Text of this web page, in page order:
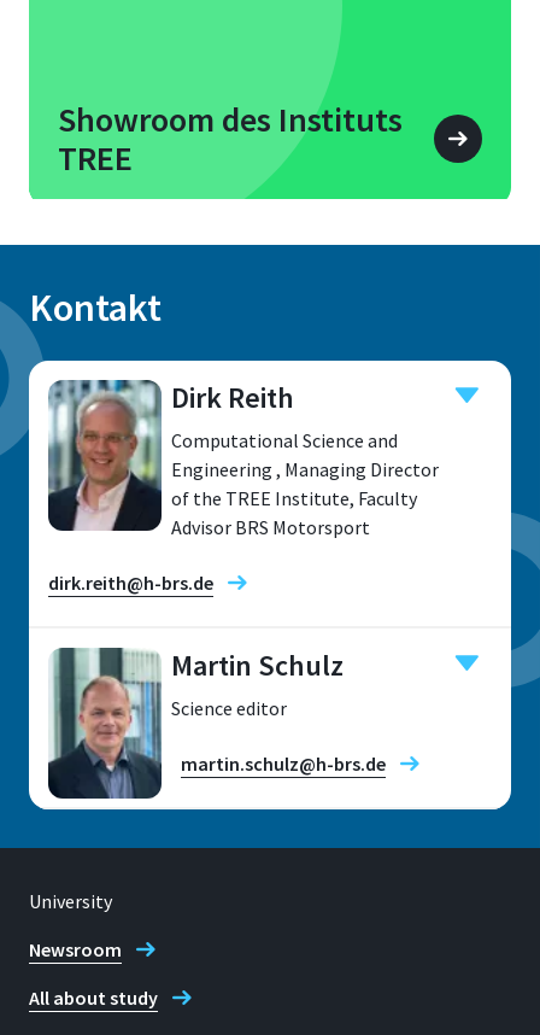
Showroom des Instituts
TREE
Kontakt
Dirk Reith
Computational Science and
Engineering , Managing Director
of the TREE Institute, Faculty
Advisor BRS Motorsport
dirk.reith@h-brs.de
Research fields
Location
B 223
Address
Martin Schulz
Science editor
martin.schulz@h-brs.de
Location
Sankt Augustin
Room
University
Newsroom
All about study